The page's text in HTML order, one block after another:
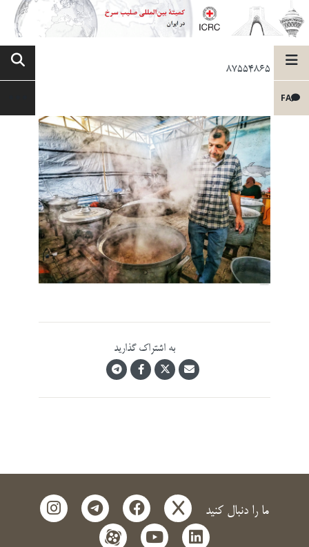
FA
87554865
به اشتراک گذارید
ما را دنبال کنید x
facebook
telegram
instagram
linkedin
youtube
aparat